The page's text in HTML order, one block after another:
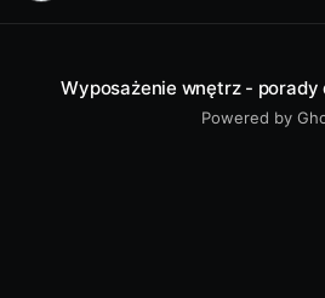
Czym
Wyposażenie wnętrz - porady
Powered by